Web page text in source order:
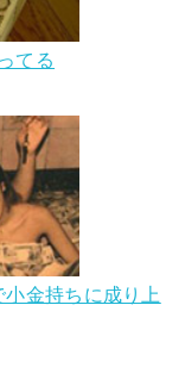
てる
金持ちに成り上